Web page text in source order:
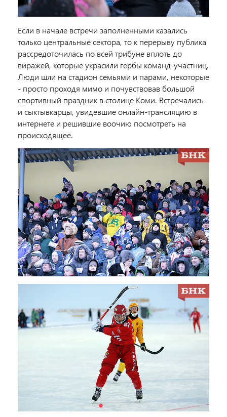
Если в начале встречи заполненными казались
только центральные сектора, то к перерыву публика
рассредоточилась по всей трибуне вплоть до
виражей, которые украсили гербы команд-участниц.
Люди шли на стадион семьями и парами, некоторые
- просто проходя мимо и почувствовав большой
спортивный праздник в столице Коми. Встречались
и сыктывкарцы, увидевшие онлайн-трансляцию в
интернете и решившие воочию посмотреть на
происходящее.